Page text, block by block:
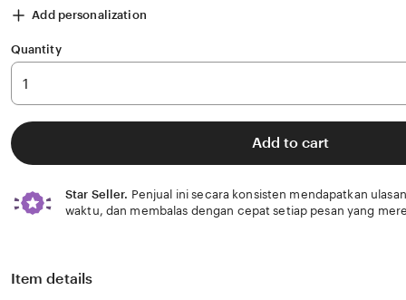
Add personalization
Quantity
Add to cart
Star Seller. Penjual ini secara konsisten mendapatkan
waktu, dan membalas dengan cepat setiap pesan yang
Item details